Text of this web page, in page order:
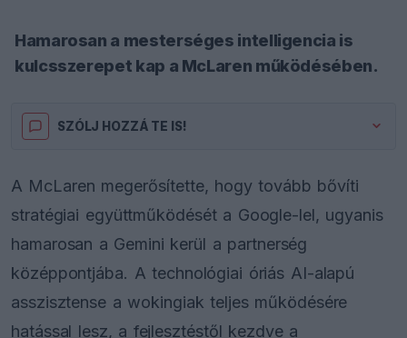
Hamarosan a mesterséges intelligencia is
kulcsszerepet kap a McLaren működésében.
SZÓLJ HOZZÁ TE IS!
A McLaren megerősítette, hogy tovább bővíti
stratégiai együttműködését a Google-lel, ugyanis
hamarosan a Gemini kerül a partnerség
középpontjába. A technológiai óriás AI-alapú
asszisztense a wokingiak teljes működésére
hatással lesz, a fejlesztéstől kezdve a